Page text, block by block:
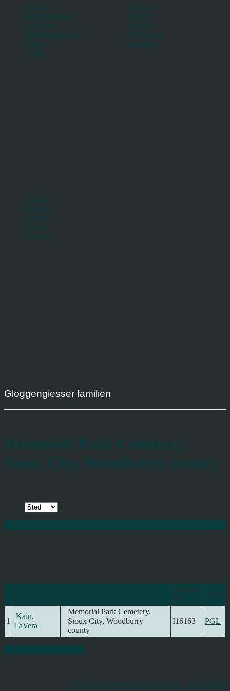
Nyheder
Mest Eftersøgte
Rapporter
Databasestatistik
Træer
Grene
Notater
Kilder
Arkiver
DNA-tests
Kontakt
*Dansk
Deutsch
English
French
Svenska
Gloggengiesser familien
Memorial Park Cemetery,
Sioux City, Woodburry county
Person-
ID
Træ
1
Kain,
LaVera
Memorial Park Cemetery,
Sioux City, Woodburry
county
I16163 PGL
The Next Generation of Genealogy Sitebuilding